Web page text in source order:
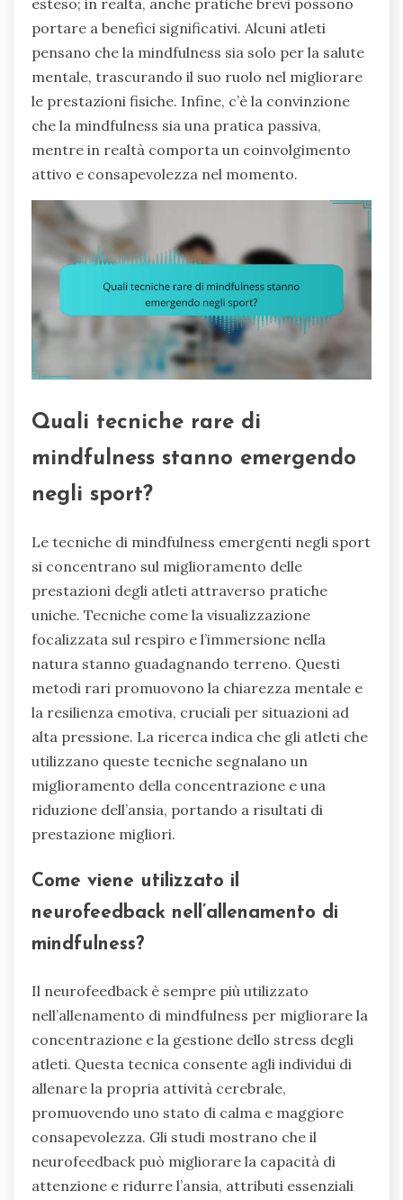
esteso; in realtà, anche pratiche brevi possono
portare a benefici significativi. Alcuni atleti
pensano che la mindfulness sia solo per la salute
mentale, trascurando il suo ruolo nel migliorare
le prestazioni fisiche. Infine, c’è la convinzione
che la mindfulness sia una pratica passiva,
mentre in realtà comporta un coinvolgimento
attivo e consapevolezza nel momento.
Quali tecniche rare di
mindfulness stanno emergendo
negli sport?
Le tecniche di mindfulness emergenti negli sport
si concentrano sul miglioramento delle
prestazioni degli atleti attraverso pratiche
uniche. Tecniche come la visualizzazione
focalizzata sul respiro e l’immersione nella
natura stanno guadagnando terreno. Questi
metodi rari promuovono la chiarezza mentale e
la resilienza emotiva, cruciali per situazioni ad
alta pressione. La ricerca indica che gli atleti che
utilizzano queste tecniche segnalano un
miglioramento della concentrazione e una
riduzione dell’ansia, portando a risultati di
prestazione migliori.
Come viene utilizzato il
neurofeedback nell’allenamento di
mindfulness?
Il neurofeedback è sempre più utilizzato
nell’allenamento di mindfulness per migliorare la
concentrazione e la gestione dello stress degli
atleti. Questa tecnica consente agli individui di
allenare la propria attività cerebrale,
promuovendo uno stato di calma e maggiore
consapevolezza. Gli studi mostrano che il
neurofeedback può migliorare la capacità di
attenzione e ridurre l’ansia, attributi essenziali